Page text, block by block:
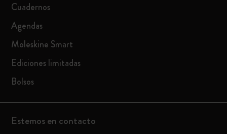
Cuadernos
Agendas
Moleskine Smart
Ediciones limitadas
Bolsos
Estemos en contacto